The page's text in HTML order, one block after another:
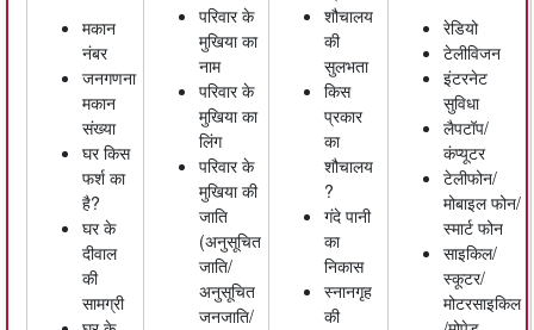
मकान
नंबर
जनगणना
मकान
संख्या
घर किस
फर्श का
है?
घर के
दीवाल
की
सामग्री
परिवार के
मुखिया का
नाम
परिवार के
मुखिया का
लिंग
परिवार के
मुखिया की
जाति
(अनुसूचित
जाति/
अनुसूचित
जनजाति/
शौचालय
की
सुलभता
किस
प्रकार
का
शौचालय
?
गंदे पानी
का
निकास
स्नानगृह
की
रेडियो
टेलीविजन
इंटरनेट
सुविधा
लैपटॉप/
कंप्यूटर
टेलीफोन/
मोबाइल फोन/
स्मार्ट फोन
साइकिल/
स्कूटर/
मोटरसाइकिल